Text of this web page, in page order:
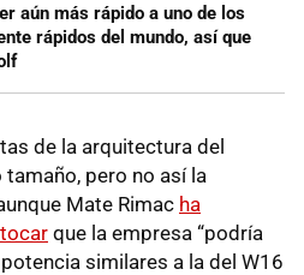
aún más rápido a uno de los
rápidos del mundo, así que
de la arquitectura del
pero no así la
Mate Rimac ha
que la empresa “podría
similares a la del W16